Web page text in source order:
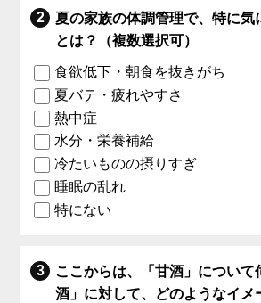
夏の家族の体調管理で、特に気
とは？（複数選択可）
食欲低下・朝食を抜きがち
夏バテ・疲れやすさ
熱中症
水分・栄養補給
冷たいものの摂りすぎ
睡眠の乱れ
特にない
ここからは、「甘酒」について
酒」に対して、どのようなイメ